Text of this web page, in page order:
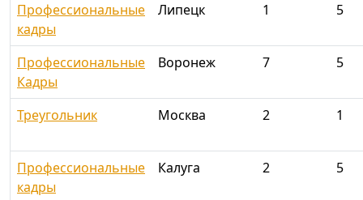
Профессиональные
кадры
Липецк 1 5
Профессиональные
Кадры
Воронеж 7 5
Треугольник Москва 2 1
Профессиональные
кадры
Калуга 2 5